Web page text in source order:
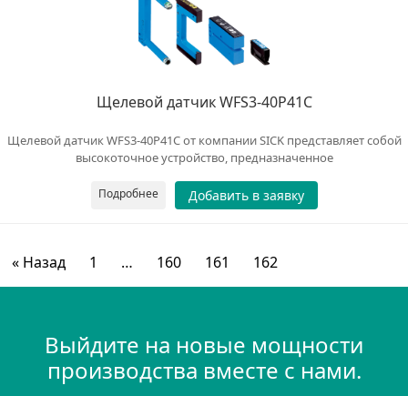
Щелевой датчик WFS3-40P41C
Щелевой датчик WFS3-40P41C от компании SICK представляет собой
высокоточное устройство, предназначенное
Подробнее Добавить в заявку
« Назад 1 … 160 161 162
Выйдите на новые мощности
производства вместе с нами.